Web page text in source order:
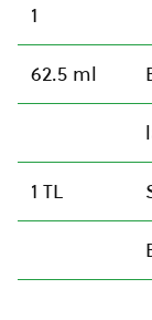
1
62.5 ml
1 TL